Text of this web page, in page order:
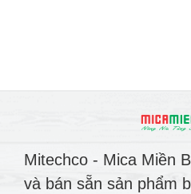
Mitechco - Mica Miền
và bán sẵn sản phẩm